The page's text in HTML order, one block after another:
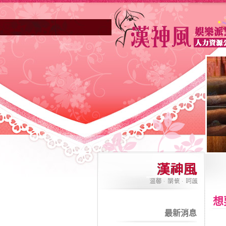
高雄酒店業妳正因不景氣的年代找不
最新消息
想